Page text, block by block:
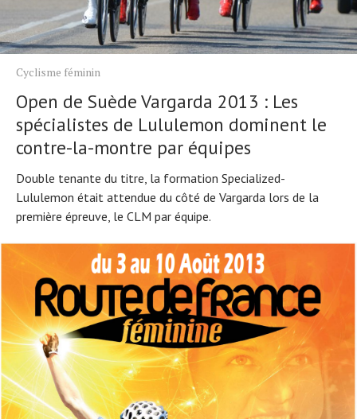
Cyclisme féminin
Open de Suède Vargarda 2013 : Les
spécialistes de Lululemon dominent le
contre-la-montre par équipes
Double tenante du titre, la formation Specialized-
Lululemon était attendue du côté de Vargarda lors de la
première épreuve, le CLM par équipe.